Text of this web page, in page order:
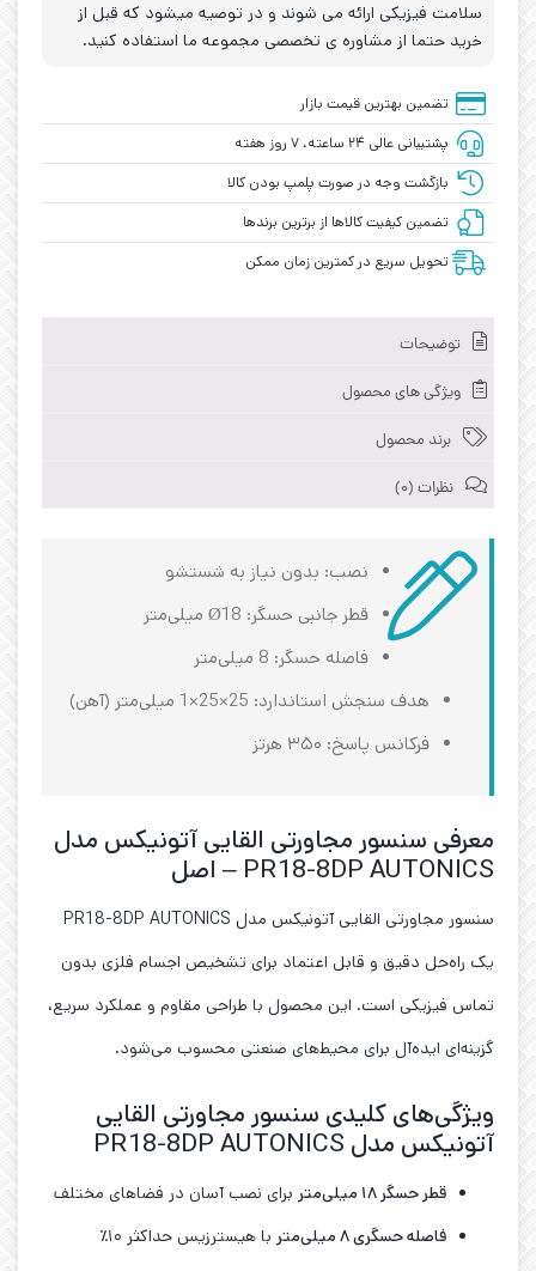
سلامت فیزیکی ارائه می شوند و در توصیه میشود که قبل از
خرید حتما از مشاوره ی تخصصی مجموعه ما استفاده کنید.
تضمین بهترین قیمت بازار
پشتیبانی عالی ۲۴ ساعته، ۷ روز هفته
بازگشت وجه در صورت پلمپ بودن کالا
تضمین کیفیت کالاها از برترین برندها
تحویل سریع در کمترین زمان ممکن
توضیحات
ویژگی های محصول
برند محصول
نظرات (0)
نصب: بدون نیاز به شستشو
قطر جانبی حسگر: Ø18 میلی‌متر
فاصله حسگر: 8 میلی‌متر
هدف سنجش استاندارد: 25×25×1 میلی‌متر (آهن)
فرکانس پاسخ: ۳۵۰ هرتز
معرفی سنسور مجاورتی القایی آتونیکس مدل
PR18-8DP AUTONICS – اصل
سنسور مجاورتی القایی آتونیکس مدل PR18-8DP AUTONICS
یک راه‌حل دقیق و قابل اعتماد برای تشخیص اجسام فلزی بدون
تماس فیزیکی است. این محصول با طراحی مقاوم و عملکرد سریع،
گزینه‌ای ایده‌آل برای محیط‌های صنعتی محسوب می‌شود.
ویژگی‌های کلیدی سنسور مجاورتی القایی
آتونیکس مدل PR18-8DP AUTONICS
قطر حسگر ۱۸ میلی‌متر برای نصب آسان در فضاهای مختلف
فاصله حسگری۸ میلی‌متر با هیسترزیس حداکثر ۱۰٪